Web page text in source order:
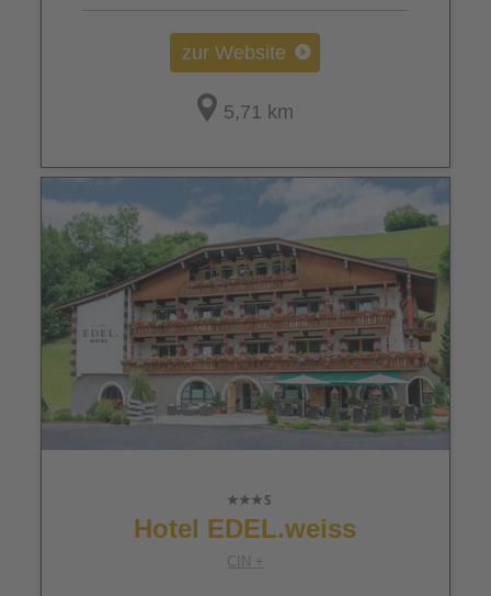
zur Website
5,71 km
Hotel EDEL.weiss
CIN +